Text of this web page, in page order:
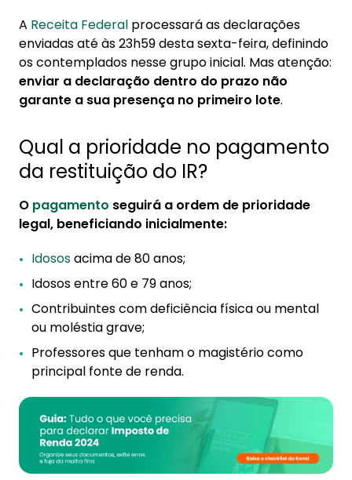
3.1. Dicas para aumentar suas chances
3.2. Ainda tem dúvidas?
A Receita Federal processará as declarações
enviadas até às 23h59 desta sexta-feira, definindo
os contemplados nesse grupo inicial. Mas atenção:
enviar a declaração dentro do prazo não
garante a sua presença no primeiro lote.
Qual a prioridade no pagamento
da restituição do IR?
O pagamento seguirá a ordem de prioridade
legal, beneficiando inicialmente:
Idososacima de 80 anos;
Idosos entre 60 e 79 anos;
Contribuintes com deficiência física ou mental
ou moléstia grave;
Professores que tenham o magistério como
principal fonte de renda.